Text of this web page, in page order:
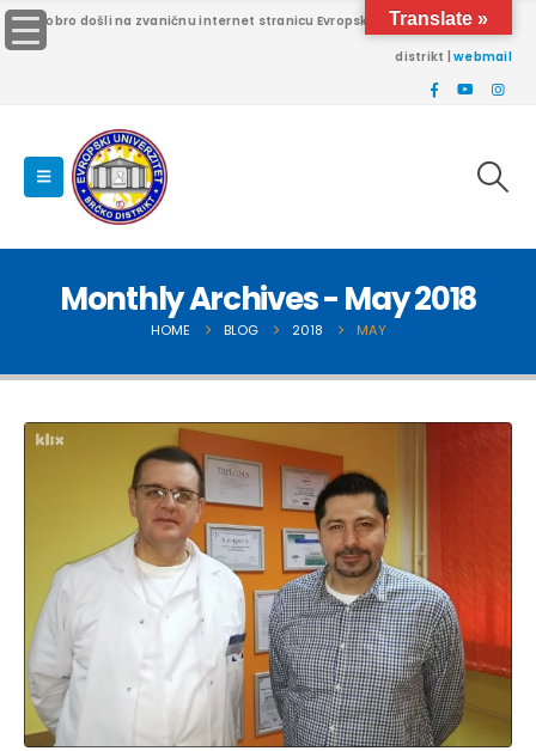
Dobro došli na zvaničnu internet stranicu Evropskog univerziteta Brčko
distrikt |webmail
Monthly Archives - May 2018
HOME BLOG 2018 MAY
Translate »